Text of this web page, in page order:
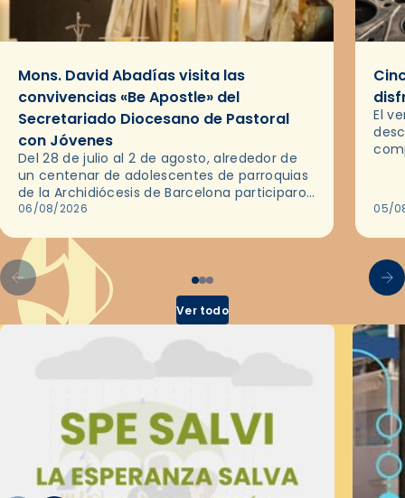
Mons. David Abadías visita las
convivencias «Be Apostle» del
Secretariado Diocesano de Pastoral
con Jóvenes
Del 28 de julio al 2 de agosto, alrededor de
un centenar de adolescentes de parroquias
de la Archidiócesis de Barcelona participaron
en las convivencias Be Apostle, organizadas
06/08/2026
El
05/
Ver todo